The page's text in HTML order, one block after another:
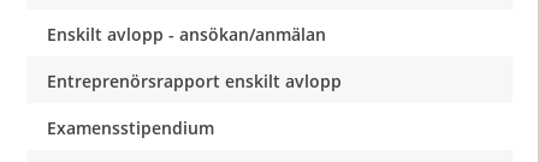
Enskilt avlopp - ansökan/anmälan
Entreprenörsrapport enskilt avlopp
Examensstipendium